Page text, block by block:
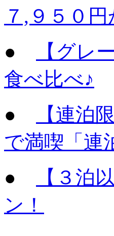
７,９５０円
●
【グレ
食べ比べ♪
●
【連泊
で満喫「連
●
【３泊
ン！